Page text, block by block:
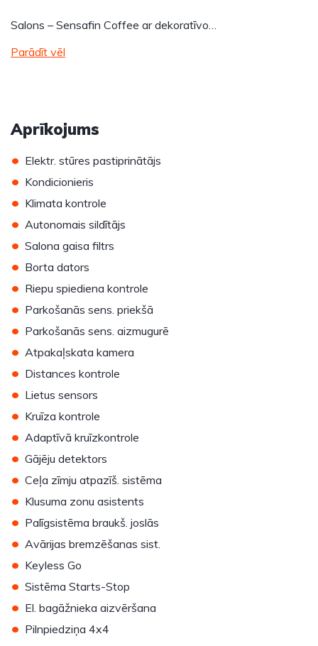
Salons – Sensafin Coffee ar dekoratīvo…
Parādīt vēl
Aprīkojums
• Elektr. stūres pastiprinātājs
• Kondicionieris
• Klimata kontrole
• Autonomais sildītājs
• Salona gaisa filtrs
• Borta dators
• Riepu spiediena kontrole
• Parkošanās sens. priekšā
• Parkošanās sens. aizmugurē
• Atpakaļskata kamera
• Distances kontrole
• Lietus sensors
• Kruīza kontrole
• Adaptīvā kruīzkontrole
• Gājēju detektors
• Ceļa zīmju atpazīš. sistēma
• Klusuma zonu asistents
• Palīgsistēma braukš. joslās
• Avārijas bremzēšanas sist.
• Keyless Go
• Sistēma Starts-Stop
• El. bagāžnieka aizvēršana
• Pilnpiedziņa 4x4